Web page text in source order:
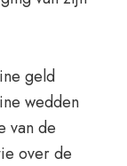
geld
wedden
van de
over de